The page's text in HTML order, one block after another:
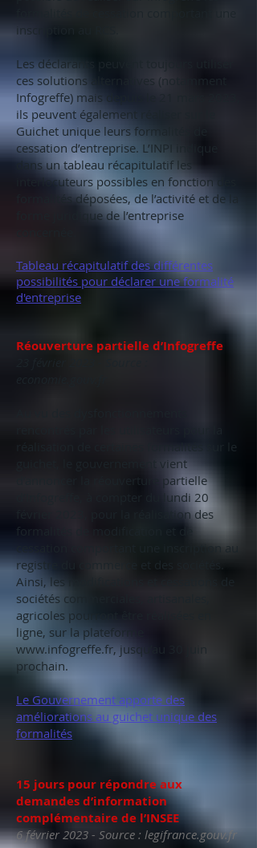
inscription au RCS.
Les déclarants peuvent toujours utiliser
ces solutions alternatives (notamment
Infogreffe) mais depuis le 21 mars 2023,
ils peuvent également réaliser sur le
Guichet unique leurs formalités de
cessation d’entreprise. L’INPI indique
dans un tableau récapitulatif les
interlocuteurs possibles en fonction des
formalités déposées, de l’activité et de la
forme juridique de l’entreprise
Tableau récapitulatif des différentes
possibilités pour déclarer une formalité
d'entreprise
Réouverture partielle d’Infogreffe
réalisation de certaines formalités sur le
guichet, le gouvernement vient
d’annoncer la réouverture partielle
d’Infogreffe, à compter du lundi 20
février 2023, pour la réalisation des
formalités de modification et de
cessation comportant une inscription au
registre du commerce et des sociétés.
Ainsi, les modifications et cessations de
sociétés commerciales, artisanales,
agricoles pourront être réalisées en
ligne, sur la plateforme
www.infogreffe.fr, jusqu’au 30 juin
prochain.
Le Gouvernement apporte des
améliorations au guichet unique des
formalités
15 jours pour répondre aux
demandes d’information
complémentaire de l’INSEE
6 février 2023 - Source : legifrance.gouv.fr